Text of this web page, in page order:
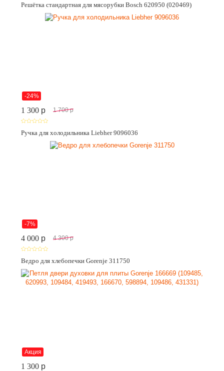
Решётка стандартная для мясорубки Bosch 620950 (020469)
-24%
1 300 p 1 700 p
Ручка для холодильника Liebher 9096036
-7%
4 000 p 4 300 p
Ведро для хлебопечки Gorenje 311750
Акция
1 300 p